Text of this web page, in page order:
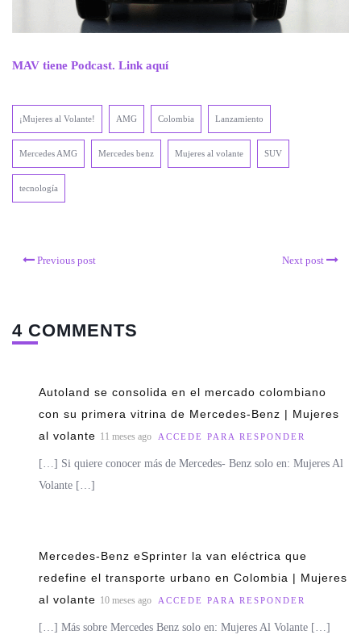
MAV tiene Podcast. Link aquí
¡Mujeres al Volante! AMG Colombia Lanzamiento
Mercedes AMG Mercedes benz Mujeres al volante SUV
tecnología
Previous post Next post
4 COMMENTS
Autoland se consolida en el mercado colombiano
con su primera vitrina de Mercedes-Benz | Mujeres
al volante 11 meses ago ACCEDE PARA RESPONDER
[…] Si quiere conocer más de Mercedes- Benz solo en: Mujeres Al
Volante […]
Mercedes-Benz eSprinter la van eléctrica que
redefine el transporte urbano en Colombia | Mujeres
al volante 10 meses ago ACCEDE PARA RESPONDER
[…] Más sobre Mercedes Benz solo en: Mujeres Al Volante […]